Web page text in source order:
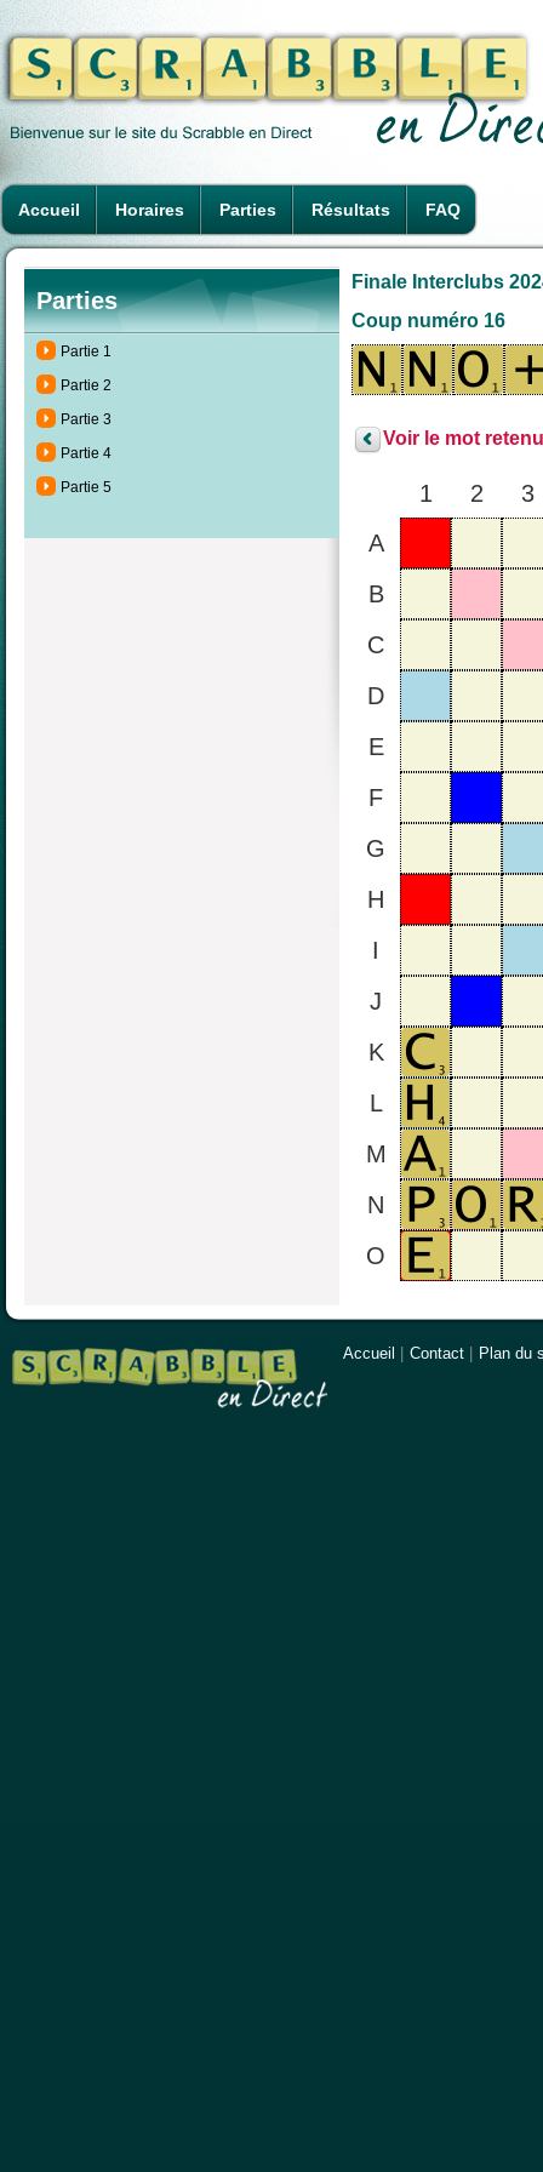
Accueil Horaires Parties Résultats FAQ
Parties
Partie 1
Partie 2
Partie 3
Partie 4
Partie 5
Finale Interclubs
Coup numéro 16
Voir le mot
1 2
3
A
B
C
D
E
F
G
H
I
J
K
L
M
N
O
Accueil Contact Plan du